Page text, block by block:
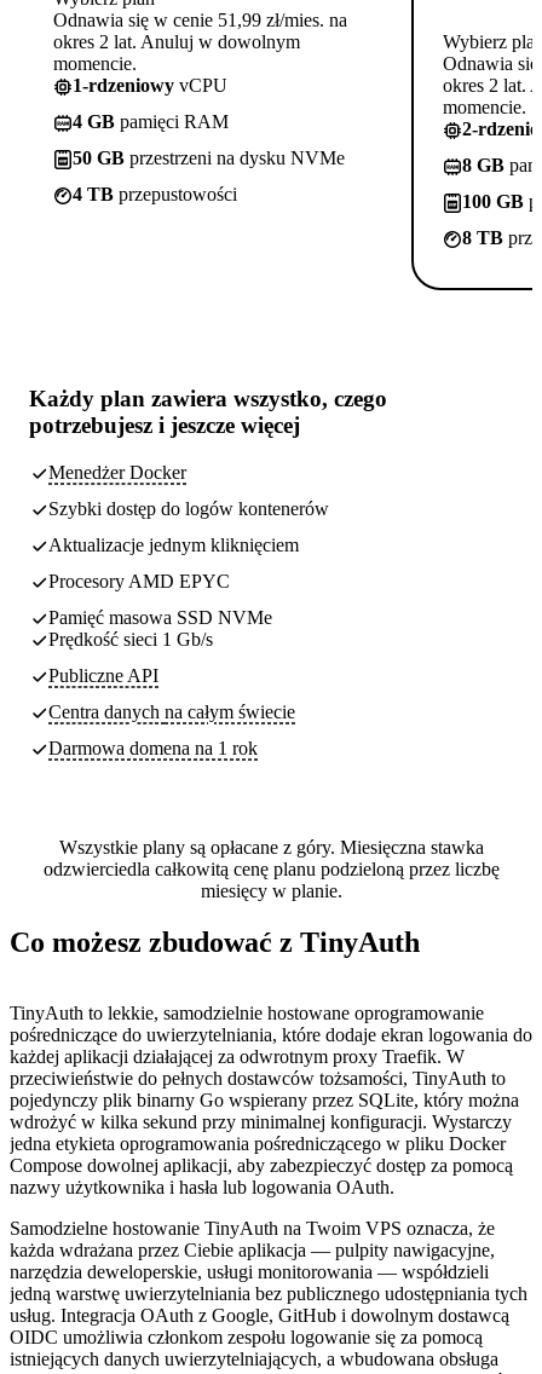
Odnawia się w cenie 51,99 zł/mies. na
okres 2 lat. Anuluj w dowolnym
momencie.
1-rdzeniowy vCPU
4 GB pamięci RAM
50 GB przestrzeni na dysku NVMe
4 TB przepustowości
Wybierz
Odnawia się
okres 2 lat.
momencie.
2-
8 GB
100 GB
8 TB
Każdy plan zawiera wszystko, czego
potrzebujesz i jeszcze więcej
Menedżer Docker
Szybki dostęp do logów kontenerów
Aktualizacje jednym kliknięciem
Procesory AMD EPYC
Pamięć masowa SSD NVMe
Prędkość sieci 1 Gb/s
Publiczne API
Centra danych na całym świecie
Darmowa domena na 1 rok
Wszystkie plany są opłacane z góry. Miesięczna stawka
odzwierciedla całkowitą cenę planu podzieloną przez liczbę
miesięcy w planie.
Co możesz zbudować z TinyAuth
TinyAuth to lekkie, samodzielnie hostowane oprogramowanie
pośredniczące do uwierzytelniania, które dodaje ekran logowania do
każdej aplikacji działającej za odwrotnym proxy Traefik. W
przeciwieństwie do pełnych dostawców tożsamości, TinyAuth to
pojedynczy plik binarny Go wspierany przez SQLite, który można
wdrożyć w kilka sekund przy minimalnej konfiguracji. Wystarczy
jedna etykieta oprogramowania pośredniczącego w pliku Docker
Compose dowolnej aplikacji, aby zabezpieczyć dostęp za pomocą
nazwy użytkownika i hasła lub logowania OAuth.
Samodzielne hostowanie TinyAuth na Twoim VPS oznacza, że
każda wdrażana przez Ciebie aplikacja — pulpity nawigacyjne,
narzędzia deweloperskie, usługi monitorowania — współdzieli
jedną warstwę uwierzytelniania bez publicznego udostępniania tych
usług. Integracja OAuth z Google, GitHub i dowolnym dostawcą
OIDC umożliwia członkom zespołu logowanie się za pomocą
istniejących danych uwierzytelniających, a wbudowana obsługa